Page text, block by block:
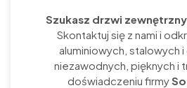
Szukasz drzwi
Skontaktuj się z nami i
aluminiowych, stalowych
niezawodnych, pięknych i
doświadczeniu firmy